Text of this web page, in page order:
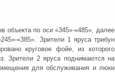
объекта по оси «345»-«485», далее
«385». Зрители 1 яруса трибун
круговое фойе, из которого
Зрители 2 яруса поднимаются на
для обслуживания и люки